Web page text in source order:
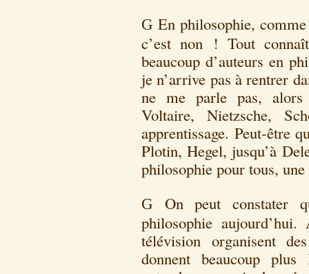
G En philosophie,
c’est non ! Tout
beaucoup d’auteurs en
je n’arrive pas à rentrer
ne me parle pas,
Voltaire, Nietzsche,
apprentissage. Peut-être
Plotin, Hegel, jusqu’à
philosophie pour tous,
G On peut constater
philosophie
télévision organisent
donnent beaucoup